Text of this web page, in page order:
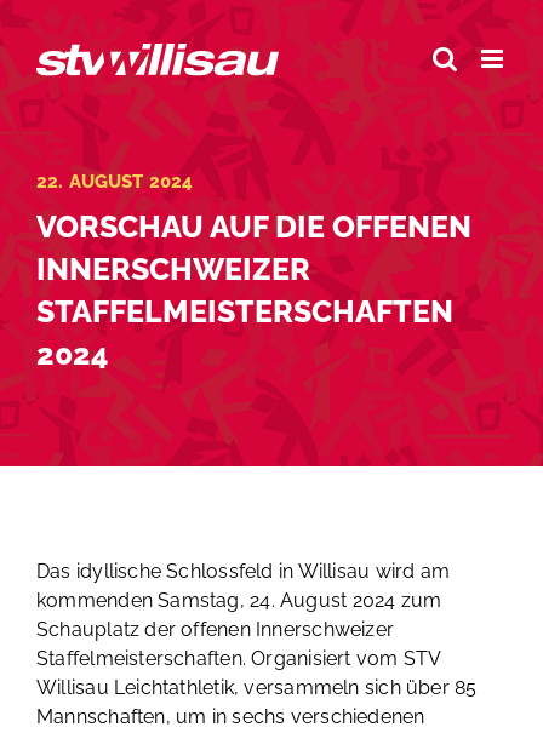
Zum
Inhalt
springen
22. AUGUST 2024
VORSCHAU AUF DIE OFFENEN
INNERSCHWEIZER
STAFFELMEISTERSCHAFTEN
2024
Das idyllische Schlossfeld in Willisau wird am
kommenden Samstag, 24. August 2024 zum
Schauplatz der offenen Innerschweizer
Staffelmeisterschaften. Organisiert vom STV
Willisau Leichtathletik, versammeln sich über 85
Mannschaften, um in sechs verschiedenen